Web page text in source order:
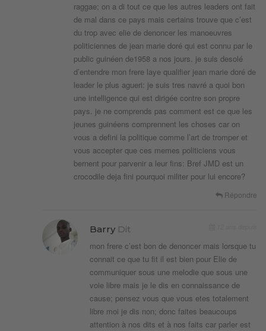
raggae; on a di tout ce que les autres leaders ont fait
de mal dans ce pays mais certains trouve que c’est
du trop avec elie de denoncer les manoeuvres
politiciennes de jean marie doré qui est connu par le
public guinéen de1958 a nos jours. je suis desolé
d’entendre mon frere laye qualifier jean marie doré de
leader le plus agueri: je suis tres navré a quoi bon
une intelligence qui est dirigée contre son propre
pays. je ne comprends pas comment est ce que les
jeunes guinéens comprennent les choses car on
vous a defini la politique comme l’art de tromper et
vous accepter que ces memes politiciens vous
bernent pour parvenir a leur fins: Bref JMD est un
crocodile deja fini pourquoi militer pour lui encore?
Répondre
Barry Dit
mon frere c’est bon de denoncer mais lorsque tu
connait ce que tu fit il est bien pour Elie de
communiquer sous une melodie que sous une
voie libre mais je le dis en connaissance de
cause; pensez vous que vous etes totalement
libre moi je dis non; donc faites beaucoups
attention à nos dits et à nos faits car parler est